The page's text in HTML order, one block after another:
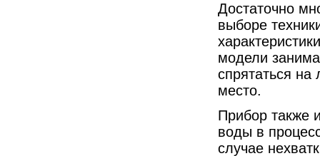
Достаточно
выборе
модели
спрятаться
место.
Прибор также
воды в
случае